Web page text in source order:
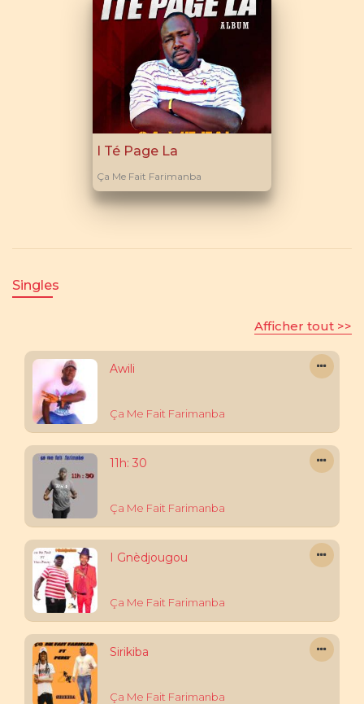
I Té Page La
Ça Me Fait Farimanba
Singles
Afficher tout >>
Awili
Ça Me Fait Farimanba
11h: 30
Ça Me Fait Farimanba
I Gnèdjougou
Ça Me Fait Farimanba
Sirikiba
Ça Me Fait Farimanba